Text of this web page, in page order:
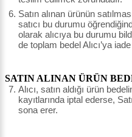
Satın alınan ürünün
satıcı bu durumu
olarak alıcıya bu durumu
de toplam bedel Alıcı’ya
SATIN ALINAN ÜRÜN
Alıcı, satın aldığı ürün
kayıtlarında iptal ederse,
sona erer.